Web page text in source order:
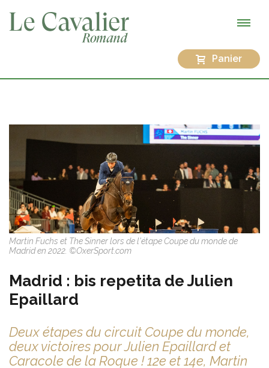
Panier
Martin Fuchs et The Sinner lors de l'étape Coupe du monde de
Madrid en 2022. ©OxerSport.com
Madrid : bis repetita de Julien
Epaillard
Deux étapes du circuit Coupe du monde,
deux victoires pour Julien Epaillard et
Caracole de la Roque ! 12e et 14e, Martin